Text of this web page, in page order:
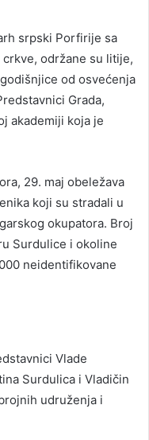
srpski Porfirije sa
održane su litije,
od osvećenja
Grada,
akademiji koja je
29. maj obeležava
koji su stradali u
okupatora. Broj
Surdulice i okoline
neidentifikovane
Vlade
Surdulica i Vladičin
udruženja i